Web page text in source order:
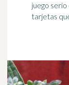
juego
tarjetas